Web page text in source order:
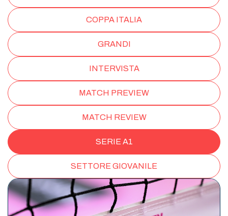
COPPA ITALIA
GRANDI
INTERVISTA
MATCH PREVIEW
MATCH REVIEW
SERIE A1
SETTORE GIOVANILE